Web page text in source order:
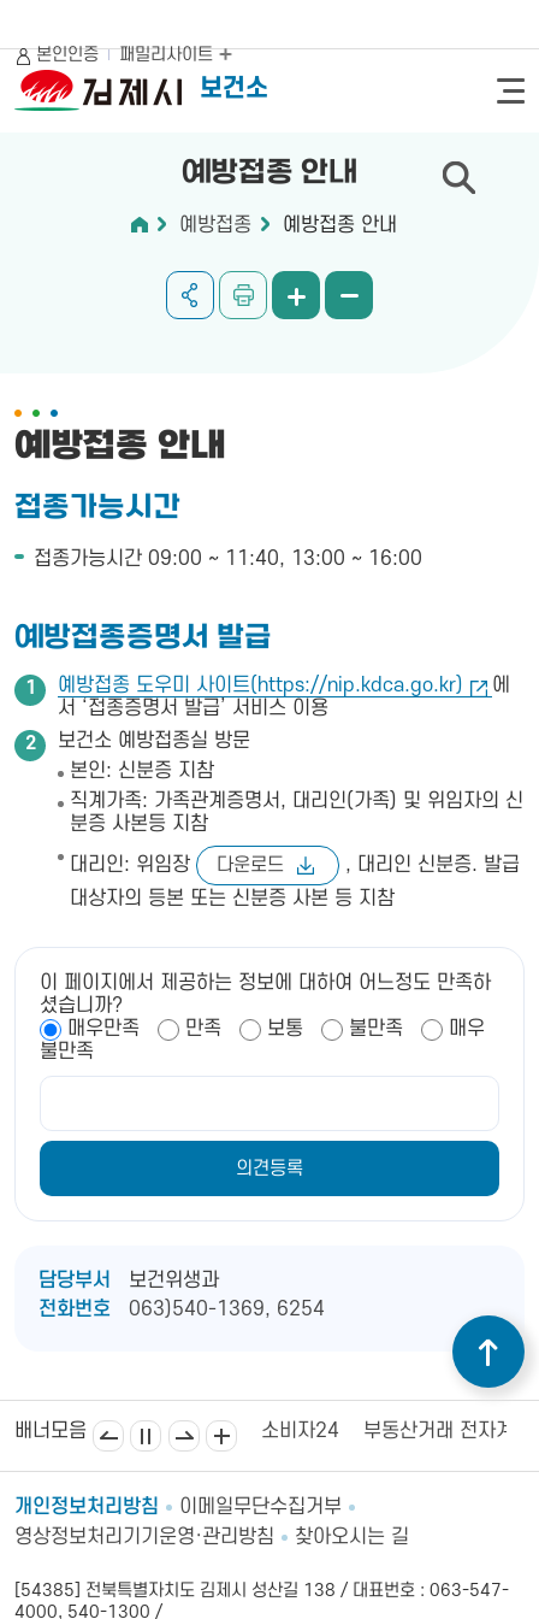
보건소
본인인증 패밀리사이트
예방접종 안내
예방접종 예방접종 안내
예방접종 안내
접종가능시간
접종가능시간 09:00 ~ 11:40, 13:00 ~ 16:00
예방접종증명서 발급
예방접종 도우미 사이트(https://nip.kdca.go.kr)
에
서 ‘접종증명서 발급’ 서비스 이용
보건소 예방접종실 방문
본인: 신분증 지참
직계가족: 가족관계증명서, 대리인(가족) 및 위임자의 신
분증 사본등 지참
대리인: 위임장
다운로드
, 대리인 신분증. 발급
대상자의 등본 또는 신분증 사본 등 지참
이 페이지에서 제공하는 정보에 대하여 어느정도 만족하
셨습니까?
매우만족
만족 보통 불만족
매우
불만족
담당부서
보건위생과
전화번호
063)540-1369, 6254
배너모음
제상공회의소 김제시의회 소비자24 부동산거래 전자계약
개인정보처리방침
이메일무단수집거부
영상정보처리기기운영·관리방침
찾아오시는 길
[54385] 전북특별자치도 김제시 성산길 138 / 대표번호 : 063-547-
4000, 540-1300 /